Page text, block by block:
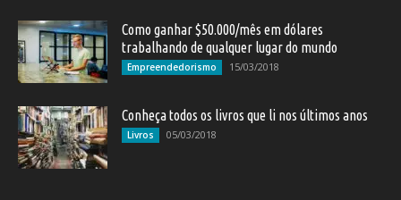
Como ganhar $50.000/mês em dólares
trabalhando de qualquer lugar do mundo
Empreendedorismo 15/03/2018
Conheça todos os livros que li nos últimos anos
Livros 05/03/2018